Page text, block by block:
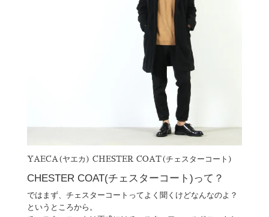
YAECA(ヤエカ) CHESTER COAT(チェスターコート)
CHESTER COAT(チェスターコート)って？
ではまず、チェスターコートってよく聞くけどなんなのよ？
というところから。